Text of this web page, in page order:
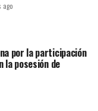
ago
por la participación
la posesión de